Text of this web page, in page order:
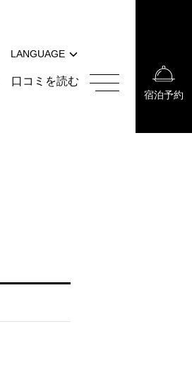
LANGUAGE
English
口コミを読む
한국어
宿泊予約